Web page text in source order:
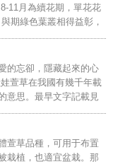
11月為續花期，單花花
期綠色葉叢相得益彰，
力強既耐熱也耐寒、栽
區的綠化美化。..
的忘卻，隱藏起來的心
萱草在我國有幾千年載
意思。最早文字記載見
兮》：“焉得諼草，言樹
背..
萱草品種，可用于布置
栽植，也適宜盆栽。那